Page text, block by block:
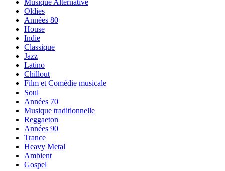
Musique Alternative
Oldies
Années 80
House
Indie
Classique
Jazz
Latino
Chillout
Film et Comédie musicale
Soul
Années 70
Musique traditionnelle
Reggaeton
Années 90
Trance
Heavy Metal
Ambient
Gospel